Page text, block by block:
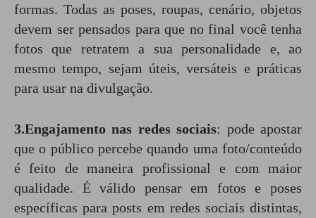
formas. Todas as poses, roupas, cenário, objetos
devem ser pensados para que no final você tenha
fotos que retratem a sua personalidade e, ao
mesmo tempo, sejam úteis, versáteis e práticas
para usar na divulgação.
3.Engajamento nas redes sociais: pode apostar
que o público percebe quando uma foto/conteúdo
é feito de maneira profissional e com maior
qualidade. É válido pensar em fotos e poses
específicas para posts em redes sociais distintas,